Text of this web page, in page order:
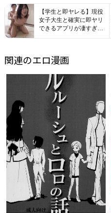
【学生と即ヤレる】現役
女子大生と確実に即ヤリ
できるアプリが凄すぎた
関連のエロ漫画